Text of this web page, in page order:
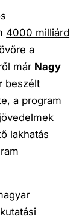
4000 milliárd
a
már Nagy
beszélt
a program
lakhatás